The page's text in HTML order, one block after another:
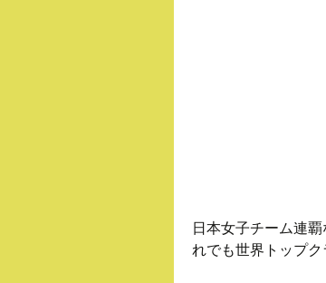
日本女子チーム連
れでも世界トップク